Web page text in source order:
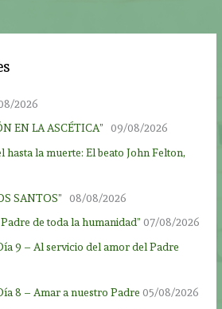
2026
EN LA ASCÉTICA”
09/08/2026
hasta la muerte: El beato John Felton,
SANTOS”
08/08/2026
de toda la humanidad” 07/08/2026
9 – Al servicio del amor del Padre
8 – Amar a nuestro Padre 05/08/2026